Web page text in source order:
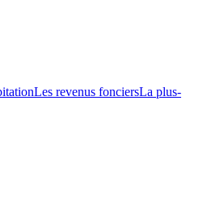
Les revenus fonciersLa plus-